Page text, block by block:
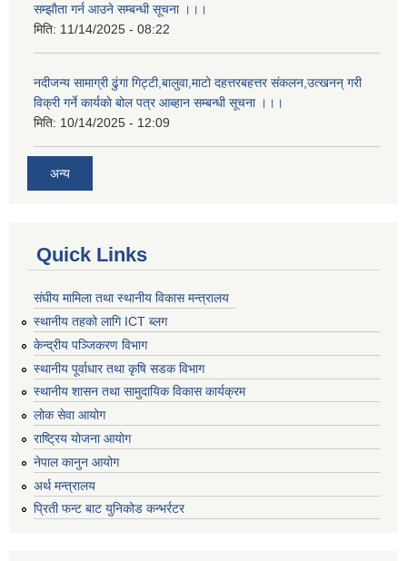
सम्झाैता गर्न आउने सम्बन्धी सूचना ।।।
मिति: 11/14/2025 - 08:22
नदीजन्य सामाग्री ढुंगा गिट्टी,बालुवा,माटो दहत्तरबहत्तर संकलन,उत्खनन् गरी
विक्री गर्ने कार्यकाे बोल पत्र आब्हान सम्बन्धी सूचना ।।।
मिति: 10/14/2025 - 12:09
अन्य
Quick Links
संघीय मामिला तथा स्थानीय विकास मन्त्रालय
स्थानीय तहको लागि ICT ब्लग
केन्द्रीय पञ्जिकरण विभाग
स्थानीय पूर्वाधार तथा कृषि सडक विभाग
स्थानीय शासन तथा सामुदायिक विकास कार्यक्रम
लोक सेवा आयोग
राष्ट्रिय योजना आयोग
नेपाल कानुन आयोग
अर्थ मन्त्रालय
प्रिती फन्ट बाट युनिकोड कन्भर्रटर